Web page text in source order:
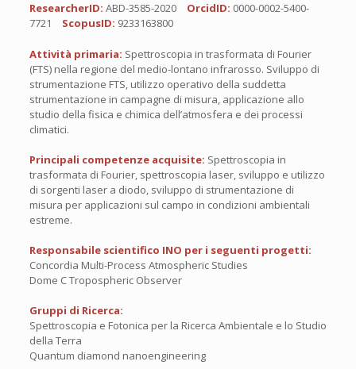
ResearcherID: ABD-3585-2020 OrcidID: 0000-0002-5400-
7721
ScopusID: 9233163800
Attività primaria: Spettroscopia in trasformata di Fourier
(FTS) nella regione del medio-lontano infrarosso. Sviluppo di
strumentazione FTS, utilizzo operativo della suddetta
strumentazione in campagne di misura, applicazione allo
studio della fisica e chimica dell’atmosfera e dei processi
climatici.
Principali competenze acquisite: Spettroscopia in
trasformata di Fourier, spettroscopia laser, sviluppo e utilizzo
di sorgenti laser a diodo, sviluppo di strumentazione di
misura per applicazioni sul campo in condizioni ambientali
estreme.
Responsabile scientifico INO per i seguenti progetti:
Concordia Multi-Process Atmospheric Studies
Dome C Tropospheric Observer
Gruppi di Ricerca:
Spettroscopia e Fotonica per la Ricerca Ambientale e lo Studio
della Terra
Quantum diamond nanoengineering